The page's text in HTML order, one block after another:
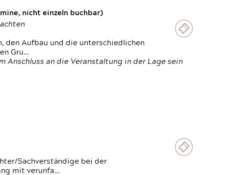
nicht einzeln buchbar)
den Aufbau und die unterschiedlichen
Gru…
Anschluss an die Veranstaltung in der Lage sein
Sachverständige bei der
mit verunfa…